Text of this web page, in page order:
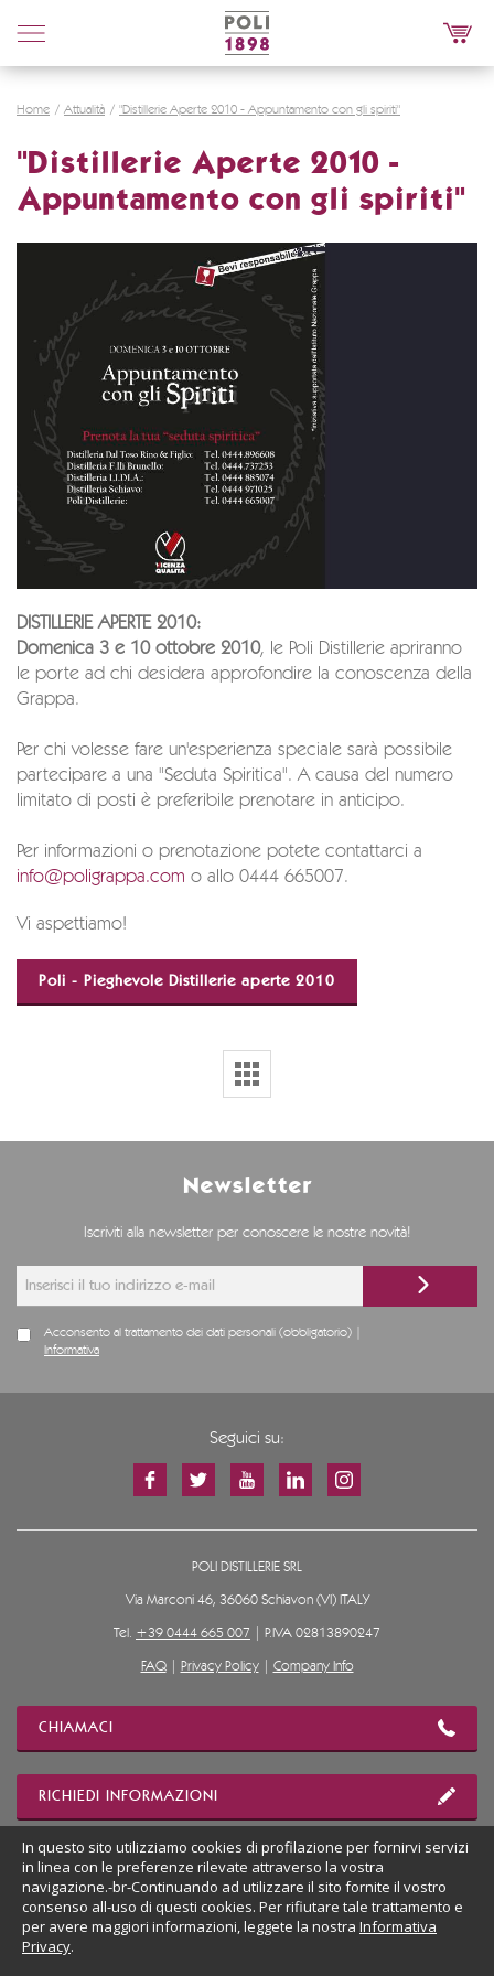
Poli
Distillerie
Home Attualità "Distillerie Aperte 2010 - Appuntamento con gli spiriti"
"Distillerie Aperte 2010 -
Appuntamento con gli spiriti"
DISTILLERIE APERTE 2010:
Domenica 3 e 10 ottobre 2010, le Poli Distillerie apriranno
le porte ad chi desidera approfondire la conoscenza della
Grappa.
Per chi volesse fare un'esperienza speciale sarà possibile
partecipare a una "Seduta Spiritica". A causa del numero
limitato di posti è preferibile prenotare in anticipo.
Per informazioni o prenotazione potete contattarci a
info@poligrappa.com o allo 0444 665007.
Vi aspettiamo!
Poli - Pieghevole Distillerie aperte 2010
Newsletter
Iscriviti alla newsletter per conoscere le nostre novità!
Acconsento al trattamento dei dati personali (obbligatorio) |
Informativa
Seguici su:
POLI DISTILLERIE SRL
Via Marconi 46, 36060 Schiavon (VI) ITALY
Tel. +39 0444 665 007 | P.IVA 02813890247
FAQ| Privacy Policy| Company Info
CHIAMACI
RICHIEDI INFORMAZIONI
MOSTRA POSIZIONE
VAI AL SITO DESKTOP
In questo sito utilizziamo cookies di profilazione per fornirvi servizi
in linea con le preferenze rilevate attraverso la vostra
navigazione.-br-Continuando ad utilizzare il sito fornite il vostro
consenso all-uso di questi cookies. Per rifiutare tale trattamento e
per avere maggiori informazioni, leggete la nostra Informativa
Privacy.